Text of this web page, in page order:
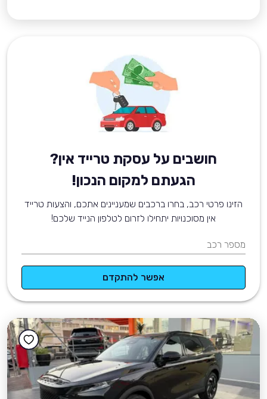
חושבים על עסקת טרייד אין?
הגעתם למקום הנכון!
הזינו פרטי רכב, בחרו ברכבים שמעניינים אתכם, והצעות טרייד
אין מסוכנויות יתחילו לזרום לטלפון הנייד שלכם!
מספר רכב
אפשר להתקדם